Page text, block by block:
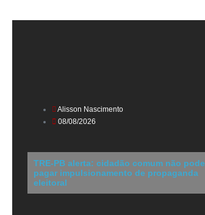
Alisson Nascimento
08/08/2026
TRE-PB alerta: cidadão comum não pode
pagar impulsionamento de propaganda
eleitoral